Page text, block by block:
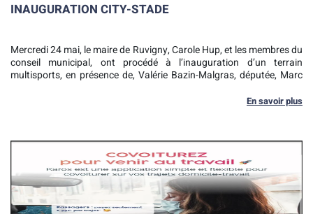
INAUGURATION CITY-STADE
Mercredi 24 mai, le maire de Ruvigny, Carole Hup, et les membres du
conseil municipal, ont procédé à l’inauguration d’un terrain
multisports, en présence de, Valérie Bazin-Malgras, députée, Marc
départemental, Jacky Raguin, vice-président de Troyes Champagne
du centre périscolaire, le city stade a été installé par la sociéte
Mefran Collectivités. La création s’est effectuée en deux temps : En
avril 2022, une plateforme en enrobé est conçue puis la structure
est montée en septembre.
Ce nouveau terrain présente une surface praticable de 20 mètres
sur 12 mètres avec un revêtement synthétique confortable et des
En savoir plus